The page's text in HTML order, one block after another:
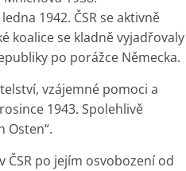
1942. ČSR se aktivně
koalice se kladně vyjadřovaly
po porážce Německa.
vzájemné pomoci a
1943. Spolehlivě
Osten“.
po jejím osvobození od